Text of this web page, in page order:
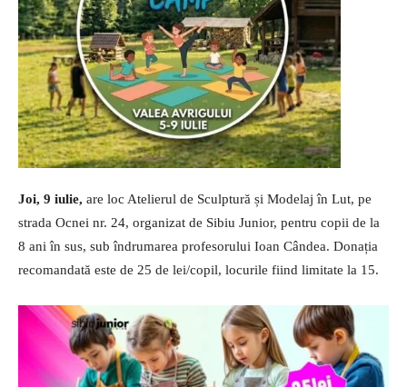
Joi, 9 iulie, are loc Atelierul de Sculptură și Modelaj în Lut, pe
strada Ocnei nr. 24, organizat de Sibiu Junior, pentru copii de la
8 ani în sus, sub îndrumarea profesorului Ioan Cândea. Donația
recomandată este de 25 de lei/copil, locurile fiind limitate la 15.